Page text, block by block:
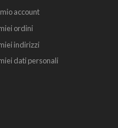
account
ordini
indirizzi
dati personali